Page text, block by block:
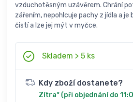
vzduchotěsným uzávěrem. Chrání
zářením, nepohlcuje pachy z jídla a je
čistí a lze jej mýt v myčce.
Skladem > 5 ks
Kdy zboží dostanete?
Zítra* (při objednání do